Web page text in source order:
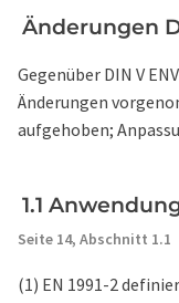
Änderungen
Gegenüber DIN V
Änderungen
aufgehoben;
1.1
Seite 14, Abschnitt 1.1
(1) EN 1991-2